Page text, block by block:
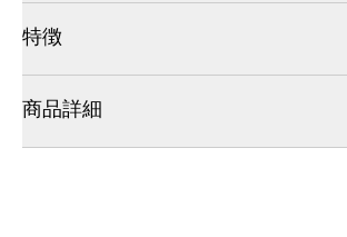
特徴
商品詳細